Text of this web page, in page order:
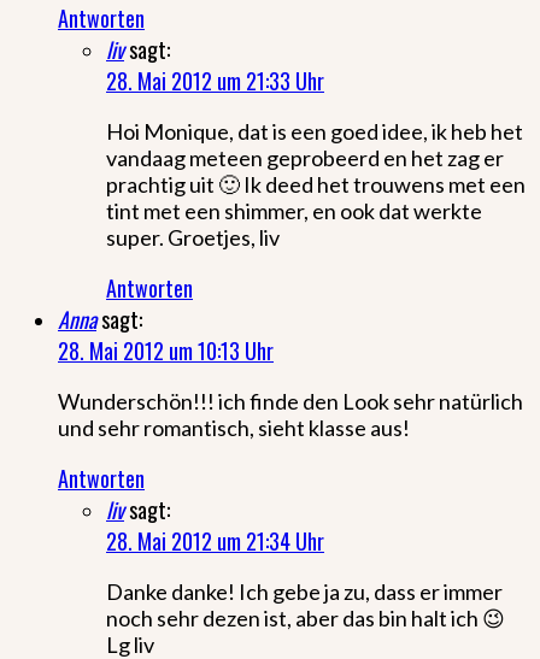
Antworten
livsagt:
28. Mai 2012 um 21:33 Uhr
Hoi Monique, dat is een goed idee, ik heb het
vandaag meteen geprobeerd en het zag er
prachtig uit 🙂 Ik deed het trouwens met een
tint met een shimmer, en ook dat werkte
super. Groetjes, liv
Antworten
Annasagt:
28. Mai 2012 um 10:13 Uhr
Wunderschön!!! ich finde den Look sehr natürlich
und sehr romantisch, sieht klasse aus!
Antworten
livsagt:
28. Mai 2012 um 21:34 Uhr
Danke danke! Ich gebe ja zu, dass er immer
noch sehr dezen ist, aber das bin halt ich 😉
Lg liv